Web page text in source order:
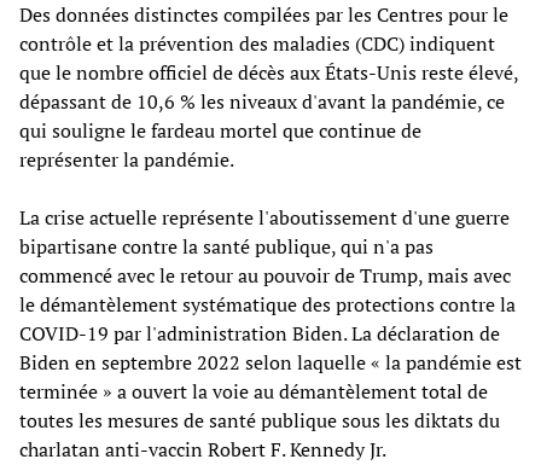
Des données distinctes compilées par les Centres pour le
contrôle et la prévention des maladies (CDC) indiquent
que le nombre officiel de décès aux États-Unis reste élevé,
dépassant de 10,6 % les niveaux d'avant la pandémie, ce
qui souligne le fardeau mortel que continue de
représenter la pandémie.
La crise actuelle représente l'aboutissement d'une guerre
bipartisane contre la santé publique, qui n'a pas
commencé avec le retour au pouvoir de Trump, mais avec
le démantèlement systématique des protections contre la
COVID-19 par l'administration Biden. La déclaration de
Biden en septembre 2022 selon laquelle « la pandémie est
terminée » a ouvert la voie au démantèlement total de
toutes les mesures de santé publique sous les diktats du
charlatan anti-vaccin Robert F. Kennedy Jr.